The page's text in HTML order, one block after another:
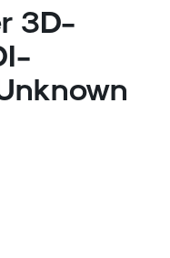
3D-